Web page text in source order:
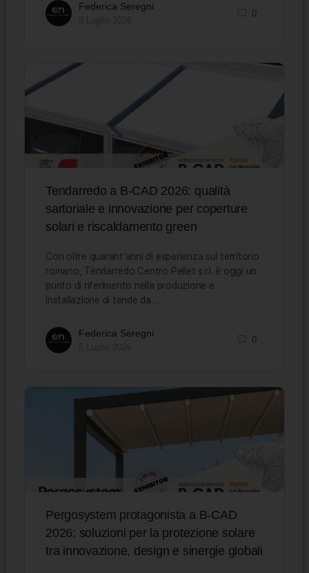
Federica Seregni
0
Tendarredo a B-CAD 2026: qualità
sartoriale e innovazione per coperture
solari e riscaldamento green
Con oltre quarant’anni di esperienza sul territorio
romano, Tendarredo Centro Pellet s.r.l. è oggi un
punto di riferimento nella produzione e
installazione di tende da…
Federica Seregni
0
Pergosystem protagonista a B-CAD
2026: soluzioni per la protezione solare
tra innovazione, design e sinergie globali